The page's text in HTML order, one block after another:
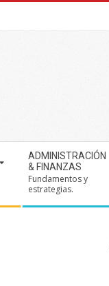
ADMINISTRACIÓN
& FINANZAS
Fundamentos y
estrategias.